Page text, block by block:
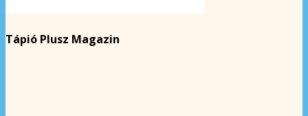
Tápió Plusz Magazin